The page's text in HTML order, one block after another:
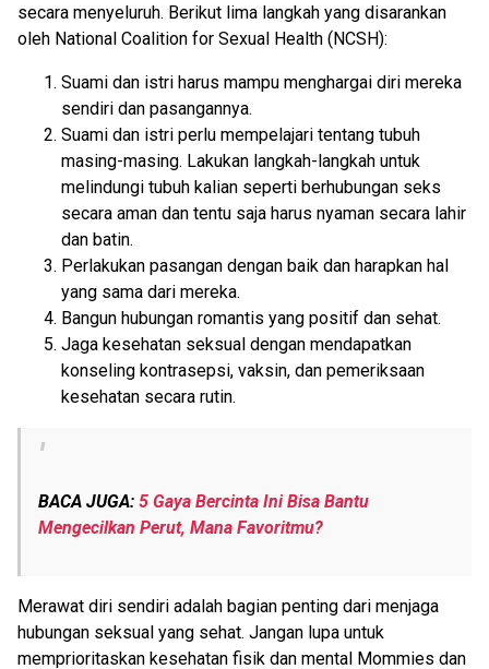
secara menyeluruh. Berikut lima langkah yang disarankan
oleh National Coalition for Sexual Health (NCSH):
Suami dan istri harus mampu menghargai diri mereka
sendiri dan pasangannya.
Suami dan istri perlu mempelajari tentang tubuh
masing-masing. Lakukan langkah-langkah untuk
melindungi tubuh kalian seperti berhubungan seks
secara aman dan tentu saja harus nyaman secara lahir
dan batin.
Perlakukan pasangan dengan baik dan harapkan hal
yang sama dari mereka.
Bangun hubungan romantis yang positif dan sehat.
Jaga kesehatan seksual dengan mendapatkan
konseling kontrasepsi, vaksin, dan pemeriksaan
kesehatan secara rutin.
BACA JUGA: 5 Gaya Bercinta Ini Bisa Bantu
Mengecilkan Perut, Mana Favoritmu?
Merawat diri sendiri adalah bagian penting dari menjaga
hubungan seksual yang sehat. Jangan lupa untuk
memprioritaskan kesehatan fisik dan mental Mommies dan